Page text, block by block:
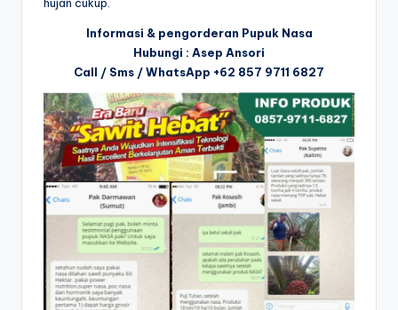
Informasi & pengorderan Pupuk Nasa
Hubungi : Asep Ansori
Call / Sms / WhatsApp +62 857 9711 6827